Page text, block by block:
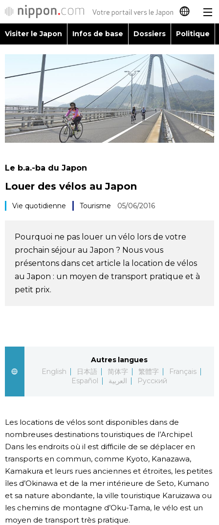
日本語
English
简体字
繁體字
Español
Visiter le Japon
Infos de base
Économie
Société
Culture
Gastronomie
En plus
Données
Personnages
Chroniques
Images
Vidéos
official SNS
Visiter le Japon Infos de base Dossiers Politique
Le b.a.-ba du Japon
Louer des vélos au Japon
Vie quotidienne Tourisme 05/06/2016
Pourquoi ne pas louer un vélo lors de votre
prochain séjour au Japon ? Nous vous
présentons dans cet article la location de vélos
au Japon : un moyen de transport pratique et à
petit prix.
Autres langues
English
日本語 简体字 繁體字
Français
Español
العربية Русский
Les locations de vélos sont disponibles dans de
nombreuses destinations touristiques de l’Archipel.
Dans les endroits où il est difficile de se déplacer en
transports en commun, comme Kyoto, Kanazawa,
Kamakura et leurs rues anciennes et étroites, les petites
îles d’Okinawa et de la mer intérieure de Seto, Kumano
et sa nature abondante, la ville touristique Karuizawa ou
les chemins de montagne d’Oku-Tama, le vélo est un
moyen de transport très pratique.